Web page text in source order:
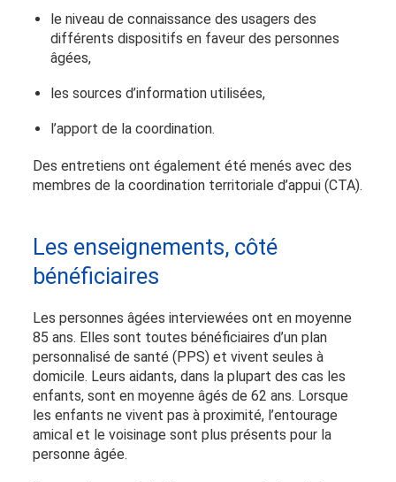
le niveau de connaissance des usagers des
différents dispositifs en faveur des personnes
âgées,
les sources d’information utilisées,
l’apport de la coordination.
Des entretiens ont également été menés avec des
membres de la coordination territoriale d’appui (CTA).
Les enseignements, côté
bénéficiaires
Les personnes âgées interviewées ont en moyenne
85 ans. Elles sont toutes bénéficiaires d’un plan
personnalisé de santé (PPS) et vivent seules à
domicile. Leurs aidants, dans la plupart des cas les
enfants, sont en moyenne âgés de 62 ans. Lorsque
les enfants ne vivent pas à proximité, l’entourage
amical et le voisinage sont plus présents pour la
personne âgée.